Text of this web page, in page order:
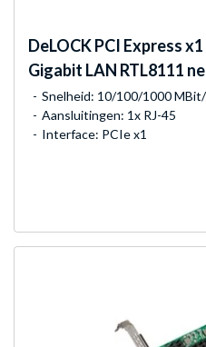
DeLOCKPCI Express
Gigabit LAN RTL8111
Snelheid: 10/100/1000
Aansluitingen: 1x RJ-45
Interface: PCIe x1